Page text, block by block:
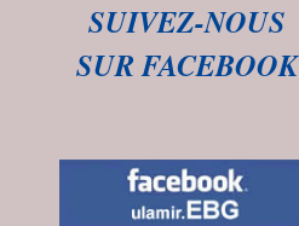
SUIVEZ-NOUS
SUR FACEBOOK